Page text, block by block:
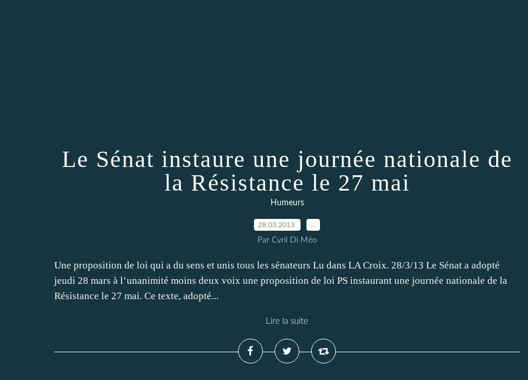
Le Sénat instaure une journée nationale de
la Résistance le 27 mai
Humeurs
28.03.2013
Par Cyril Di Méo
Une proposition de loi qui a du sens et unis tous les sénateurs Lu dans LA Croix. 28/3/13 Le Sénat a adopté
jeudi 28 mars à l’unanimité moins deux voix une proposition de loi PS instaurant une journée nationale de la
Résistance le 27 mai. Ce texte, adopté...
Lire la suite